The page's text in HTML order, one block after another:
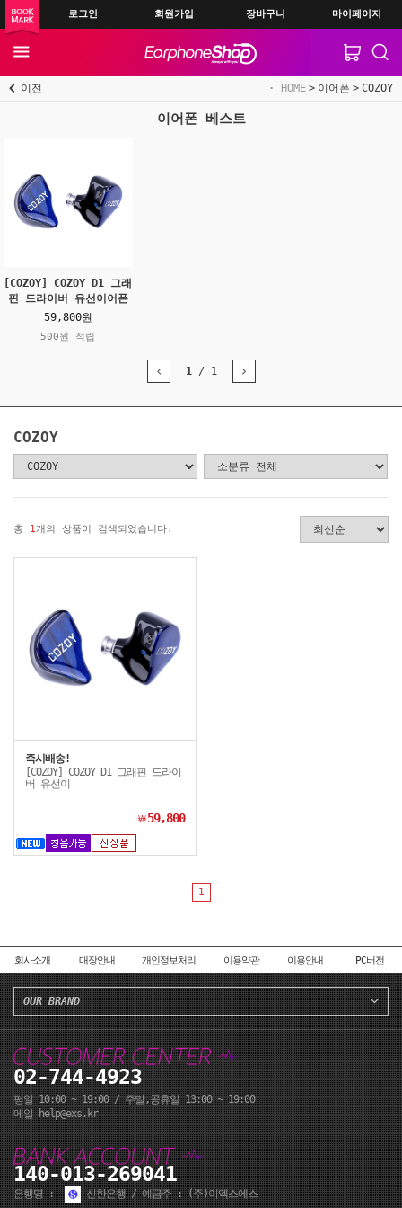
로그인 회원가입 장바구니 마이페이지
이전 HOME 이어폰 COZOY
이어폰 베스트
[COZOY] COZOY D1 그래
핀 드라이버 유선이어폰
59,800원
500원 적립
1/ 1
COZOY
총 1개의 상품이 검색되었습니다.
즉시배송!
[COZOY] COZOY D1 그래핀 드라이
버 유선이
￦59,800
1
회사소개 매장안내 개인정보처리 이용약관 이용안내 PC버전
OUR BRAND
02-744-4923
평일 10:00 ~ 19:00 / 주말,공휴일 13:00 ~ 19:00
메일 help@exs.kr
140-013-269041
은행명 : 신한은행 / 예금주 : (주)이엑스에스